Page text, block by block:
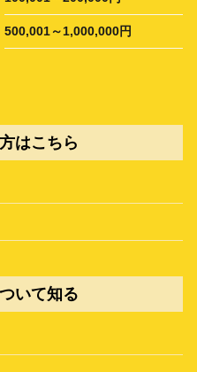
500,001～1,000,000円
はこちら
いて知る